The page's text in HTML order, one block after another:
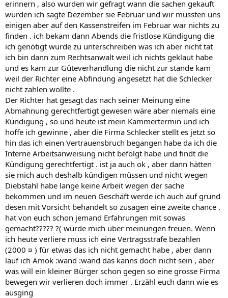
erinnern , also wurden wir gefragt wann die sachen gekauft
wurden ich sagte Dezember sie Februar und wir mussten uns
einigen aber auf den Kassenstreifen im Februar war nichts zu
finden . ich bekam dann Abends die fristlose Kündigung die
ich genötigt wurde zu unterschreiben was ich aber nicht tat
ich bin dann zum Rechtsanwalt weil ich nichts geklaut habe
und es kam zur Güteverhandlung die nicht zur stande kam
weil der Richter eine Abfindung angesetzt hat die Schlecker
nicht zahlen wollte .
Der Richter hat gesagt das nach seiner Meinung eine
Abmahnung gerechtfertigt gewesen wäre aber niemals eine
Kündigung , so und heute ist mein Kammertermin und ich
hoffe ich gewinne , aber die Firma Schlecker stellt es jetzt so
hin das ich einen Vertrauensbruch begangen habe da ich die
Interne Arbeitsanweisung nicht befolgt habe und findt die
Kündigung gerechtfertigt . ist ja auch ok , aber dann hätten
sie mich auch deshalb kündigen müssen und nicht wegen
Diebstahl habe lange keine Arbeit wegen der sache
bekommen und im neuen Geschäft werde ich auch auf grund
desen mit Vorsicht behandelt so zusagen eine zweite chance .
hat von euch schon jemand Erfahrungen mit sowas
gemacht????? ?( würde mich über meinungen freuen. Wenn
ich heute verliere muss ich eine Vertragsstrafe bezahlen
(2000 ¤ ) für etwas das ich nicht gemacht habe , aber dann
lauf ich Amok :wand :wand das kanns doch nicht sein , aber
was will ein kleiner Bürger schon gegen so eine grosse Firma
bewegen wir verlieren doch immer . Erzähl euch dann wie es
ausging